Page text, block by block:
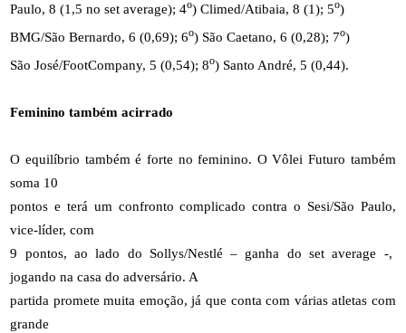
Paulo, 8 (1,5 no set average); 4o) Climed/Atibaia, 8 (1); 5o)
BMG/São Bernardo, 6 (0,69); 6o) São Caetano, 6 (0,28); 7o)
São José/FootCompany, 5 (0,54); 8o) Santo André, 5 (0,44).
Feminino também acirrado
O equilíbrio também é forte no feminino. O Vôlei Futuro também
soma 10
pontos e terá um confronto complicado contra o Sesi/São Paulo,
vice-líder, com
9 pontos, ao lado do Sollys/Nestlé – ganha do set average -,
jogando na casa do adversário. A
partida promete muita emoção, já que conta com várias atletas com
grande